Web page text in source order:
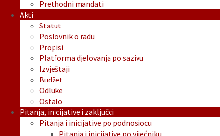
Prethodni mandati
Akti
Statut
Poslovnik o radu
Propisi
Platforma djelovanja po sazivu
Izvještaji
Budžet
Odluke
Ostalo
Pitanja, inicijative i zaključci
Pitanja i inicijative po podnosiocu
Pitanja i inicijative po vijećniku